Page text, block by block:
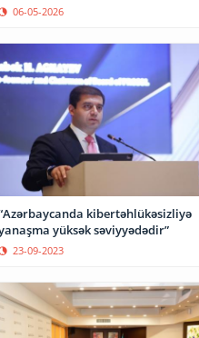
06-05-2026
kibertəhlükəsizliyə
yüksək səviyyədədir”
23-09-2023